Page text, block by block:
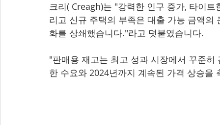
크리( Creagh)는 "강력한 인구 증가, 타이
리고 신규 주택의 부족은 대출 가능 금액
화를 상쇄했습니다."라고 덧붙였습니다.
"판매용 재고는 최고 성과 시장에서 꾸준
한 수요와 2024년까지 계속된 가격 상승을